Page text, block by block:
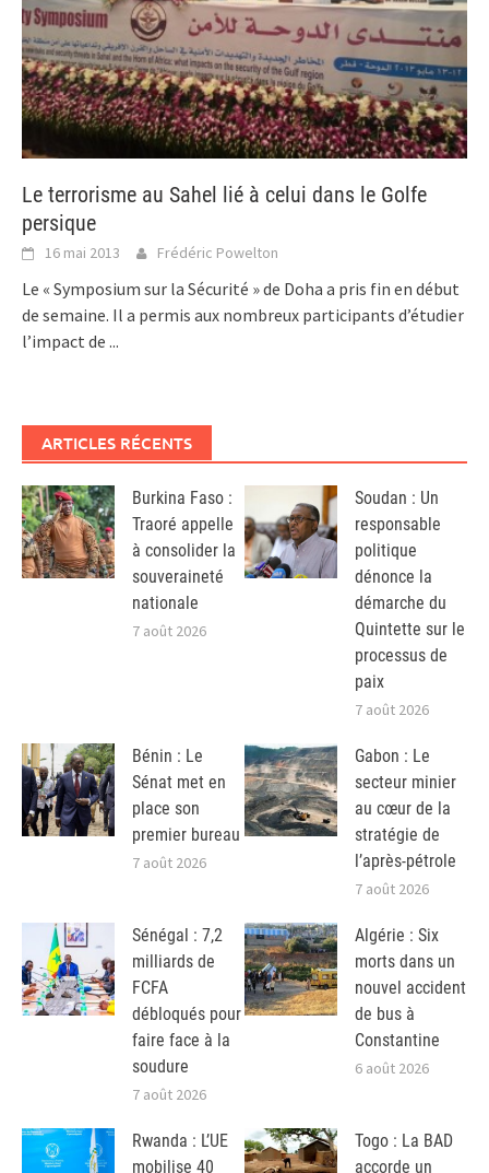
Le terrorisme au Sahel lié à celui dans le Golfe
persique
16 mai 2013 Frédéric Powelton
Le « Symposium sur la Sécurité » de Doha a pris fin en début
de semaine. Il a permis aux nombreux participants d’étudier
l’impact de ...
ARTICLES RÉCENTS
Burkina Faso :
Traoré appelle
à consolider la
souveraineté
nationale
7 août 2026
Soudan : Un
responsable
politique
dénonce la
démarche du
Quintette sur le
processus de
paix
7 août 2026
Bénin : Le
Sénat met en
place son
premier bureau
7 août 2026
Gabon : Le
secteur minier
au cœur de la
stratégie de
l’après-pétrole
7 août 2026
Sénégal : 7,2
milliards de
FCFA
débloqués pour
faire face à la
soudure
7 août 2026
Algérie : Six
morts dans un
nouvel accident
de bus à
Constantine
6 août 2026
Rwanda : L’UE
mobilise 40
Togo : La BAD
accorde un